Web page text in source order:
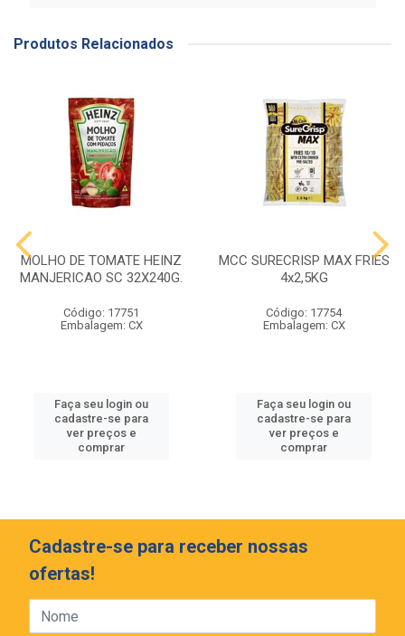
Produtos Relacionados
MOLHO DE TOMATE HEINZ
MANJERICAO SC 32X240G.
Código: 17751
Embalagem: CX
Faça seu login ou
cadastre-se para
ver preços e
comprar
MCC SURECRISP MAX FRIES
4x2,5KG
Código: 17754
Embalagem: CX
Faça seu login ou
cadastre-se para
ver preços e
comprar
Cadastre-se para receber nossas
ofertas!